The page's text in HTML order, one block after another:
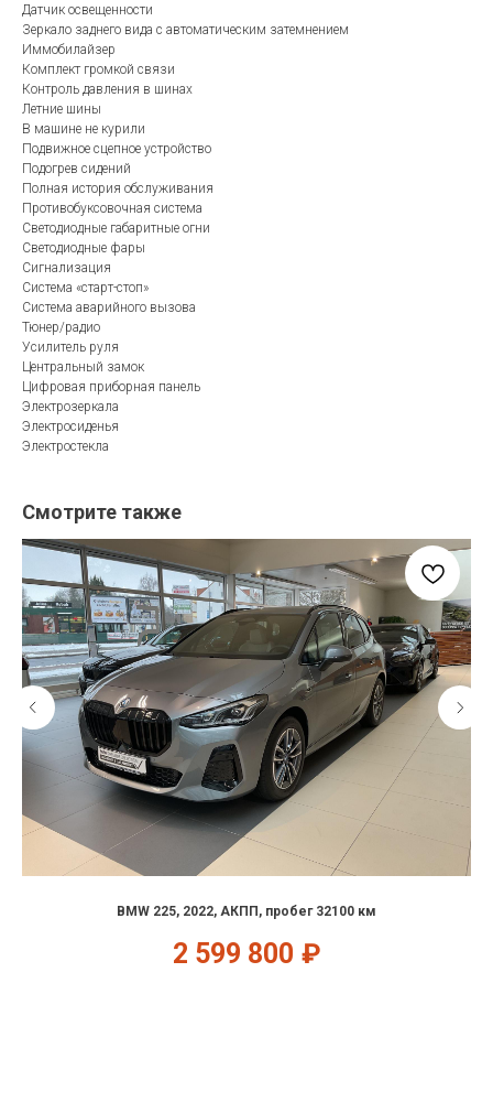
Датчик освещенности
Зеркало заднего вида с автоматическим затемнением
Иммобилайзер
Комплект громкой связи
Контроль давления в шинах
Летние шины
В машине не курили
Подвижное сцепное устройство
Подогрев сидений
Полная история обслуживания
Противобуксовочная система
Светодиодные габаритные огни
Светодиодные фары
Сигнализация
Система «старт-стоп»
Система аварийного вызова
Тюнер/радио
Усилитель руля
Центральный замок
Цифровая приборная панель
Электрозеркала
Электросиденья
Электростекла
Смотрите также
BMW 225, 2022, АКПП, пробег 32100 км
2 599 800 ₽